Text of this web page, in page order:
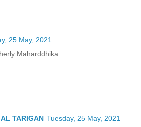
25 May, 2021
Maharddhika
TARIGAN Tuesday, 25 May, 2021